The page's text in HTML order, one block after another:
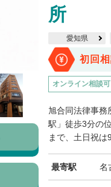
所
愛知県
初回
オンライン相談可
旭合同法律事務
駅」徒歩3分の
まで、土日祝は
最寄駅 名